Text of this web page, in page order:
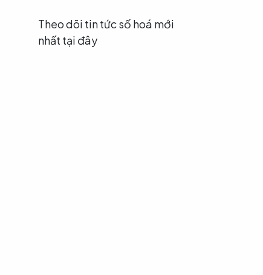
Theo dõi tin tức số hoá mới
nhất tại đây